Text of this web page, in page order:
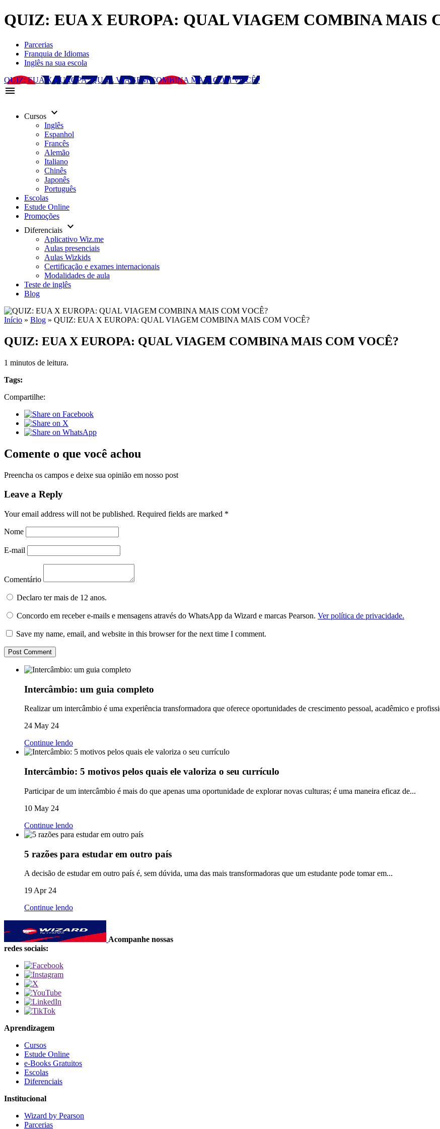
QUIZ: EUA X EUROPA: QUAL VIAGEM COMBINA MAIS
Parcerias
Franquia de Idiomas
Inglês na sua escola
QUIZ: EUA X EUROPA: QUAL VIAGEM COMBINA MAIS COM VOCÊ?
menu
Cursos keyboard_arrow_down
Inglês
Espanhol
Francês
Alemão
Italiano
Chinês
Japonês
Português
Escolas
Estude Online
Promoções
Diferenciais keyboard_arrow_down
Aplicativo Wiz.me
Aulas presenciais
Aulas Wizkids
Certificação e exames internacionais
Modalidades de aula
Teste de inglês
Blog
Início » Blog » QUIZ: EUA X EUROPA: QUAL VIAGEM COMBINA MAIS COM VOCÊ?
QUIZ: EUA X EUROPA: QUAL VIAGEM COMBINA MAIS COM VOCÊ?
1 minutos de leitura.
Tags:
Compartilhe:
Comente o que você achou
Preencha os campos e deixe sua opinião em nosso post
Leave a Reply
Your email address will not be published. Required fields are marked *
Nome
E-mail
Comentário
Declaro ter mais de 12 anos.
Concordo em receber e-mails e mensagens através do WhatsApp da Wizard e marcas Pearson. Ver política de privacidade.
Save my name, email, and website in this browser for the next time I comment.
Intercâmbio: um guia completo
Realizar um intercâmbio é uma experiência transformadora que oferece oportunidades de crescimento pessoal, acadêmico e
24 May 24
Continue lendo
Intercâmbio: 5 motivos pelos quais ele valoriza o seu currículo
Participar de um intercâmbio é mais do que apenas uma oportunidade de explorar novas culturas; é uma maneira eficaz de...
10 May 24
Continue lendo
5 razões para estudar em outro país
A decisão de estudar em outro país é, sem dúvida, uma das mais transformadoras que um estudante pode tomar em...
19 Apr 24
Continue lendo
Acompanhe nossas
redes sociais:
Aprendizagem
Cursos
Estude Online
e-Books Gratuitos
Escolas
Diferenciais
Institucional
Wizard by Pearson
Parcerias